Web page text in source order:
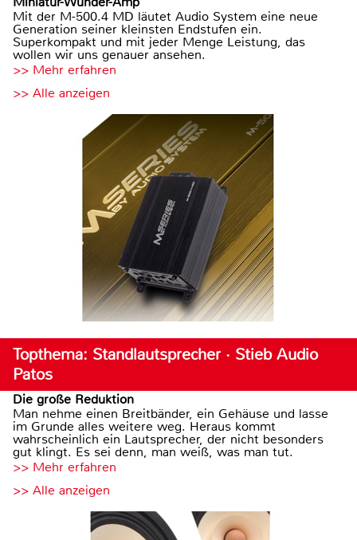
Mit der M-500.4 MD läutet Audio System eine neue
Generation seiner kleinsten Endstufen ein.
Superkompakt und mit jeder Menge Leistung, das
wollen wir uns genauer ansehen.
>> Mehr erfahren
>> Alle anzeigen
Topthema: Standlautsprecher · Stieb Audio
Patos
Die große Reduktion
Man nehme einen Breitbänder, ein Gehäuse und lasse
im Grunde alles weitere weg. Heraus kommt
wahrscheinlich ein Lautsprecher, der nicht besonders
gut klingt. Es sei denn, man weiß, was man tut.
>> Mehr erfahren
>> Alle anzeigen